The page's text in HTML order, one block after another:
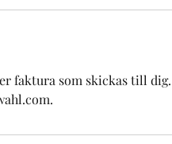
faktura som skickas till dig.